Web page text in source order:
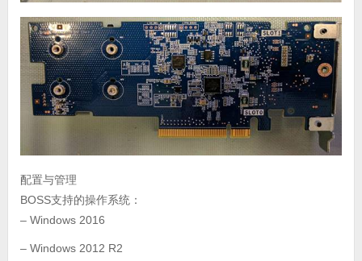
配置与管理
BOSS支持的操作系统：
– Windows 2016
– Windows 2012 R2